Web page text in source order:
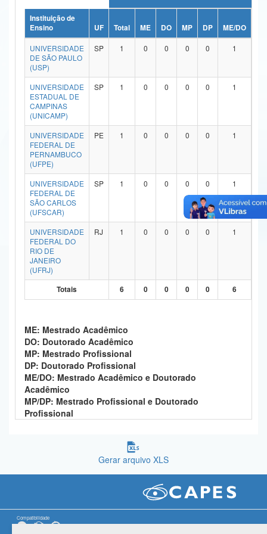
Ministério da Ciência, Tecnologia, Inovações e Comunicações
Ministério do Meio Ambiente
Ministério do Turismo
Ministério do Desenvolvimento Regional
Controladoria-Geral da União
Ministério da Mulher, da Família e dos Direitos Humanos
Secretaria-Geral
Secretaria de Governo
Gabinete de Segurança Institucional
Advocacia-Geral da União
Banco Central do Brasil
Instituição de
Ensino
UF Total ME DO MP DP ME/DO
UNIVERSIDADE
DE SÃO PAULO
(USP)
SP 1 0 0 0 0 1
UNIVERSIDADE
ESTADUAL DE
CAMPINAS
(UNICAMP)
SP 1 0 0 0 0 1
UNIVERSIDADE
FEDERAL DE
PERNAMBUCO
(UFPE)
PE 1 0 0 0 0 1
UNIVERSIDADE
FEDERAL DE
SÃO CARLOS
(UFSCAR)
SP 1 0 0 0 0 1
UNIVERSIDADE
FEDERAL DO
RIO DE
JANEIRO
(UFRJ)
RJ 1 0 0 0 0 1
Totais 6 0 0 0 0 6
ME: Mestrado Acadêmico
DO: Doutorado Acadêmico
MP: Mestrado Profissional
DP: Doutorado Profissional
ME/DO: Mestrado Acadêmico e Doutorado
Acadêmico
MP/DP: Mestrado Profissional e Doutorado
Profissional
Gerar arquivo XLS
Compatibilidade